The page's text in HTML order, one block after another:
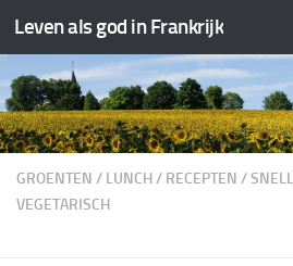
Doorgaan naar inhoud
Leven als god in Frankrijk
GROENTEN / LUNCH/ RECEPTEN /
VEGETARISCH